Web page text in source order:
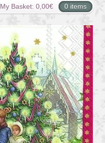
My Basket: 0,00€ 0 items